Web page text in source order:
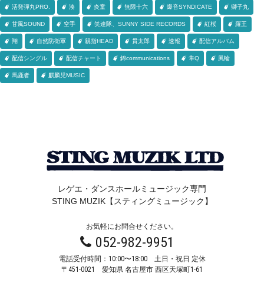
活発弾丸PRO. 湊 炎童 無限十六 爆音SYNDICATE 獅子丸
甘風SOUND 空手 笑連隊、SUNNY SIDE RECORDS 紅桜 羅王
翔 自然防衛軍 親指HEAD 貫太郎 速報 配信アルバム
配信シングル 配信チャート 錦communications 隼Q 風輪
馬鹿者 麒麟児MUSIC
レゲエ・ダンスホールミュージック専門
STING MUZIK【スティングミュージック】
お気軽にお問合せください。
052-982-9951
電話受付時間：10:00〜18:00 土日・祝日 定休
〒451-0021 愛知県 名古屋市 西区天塚町1-61